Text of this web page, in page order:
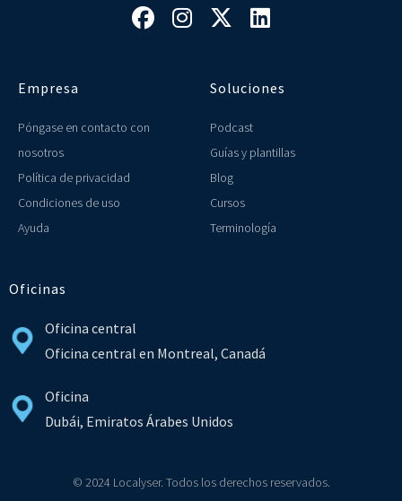
   
Empresa
Póngase en contacto con
nosotros
Política de privacidad
Condiciones de uso
Ayuda
Soluciones
Podcast
Guías y plantillas
Blog
Cursos
Terminología
Oficinas
Oficina central
Oficina central en Montreal, Canadá
Oficina
Dubái, Emiratos Árabes Unidos
© 2024 Localyser. Todos los derechos reservados.